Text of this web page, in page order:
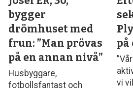
bygger
drömhuset med
frun: ”Man prövas
på en annan nivå”
Husbyggare,
fotbollsfantast och
vi